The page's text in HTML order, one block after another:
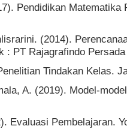
Pendidikan
(2014).
: PT Rajagrafindo
Tindakan Kelas.
A. (2019). Model-
Evaluasi Pembelajaran.